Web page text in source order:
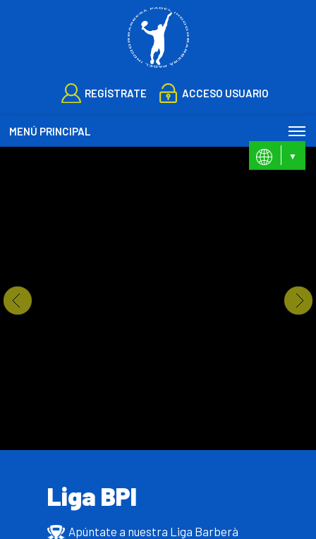
CA
REGÍSTRATE ACCESO USUARIO
MENÚ PRINCIPAL
Liga BPI
Apúntate a nuestra Liga Barberà